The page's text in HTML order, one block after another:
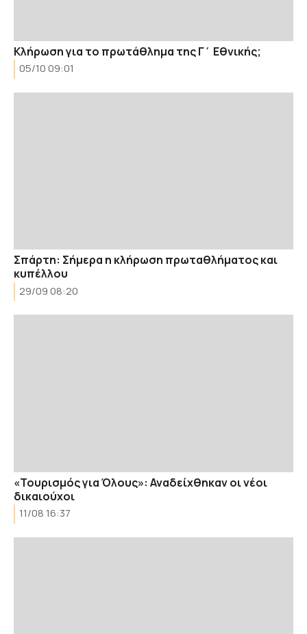
Κλήρωση για το πρωτάθλημα της Γ΄ Εθνικής;
05/10 09:01
Σπάρτη: Σήμερα η κλήρωση πρωταθλήματος και
κυπέλλου
29/09 08:20
«Τουρισμός για Όλους»: Αναδείχθηκαν οι νέοι
δικαιούχοι
11/08 16:37